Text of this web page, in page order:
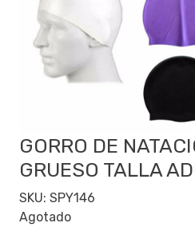
GORRO DE
GRUESO TALLA
SKU: SPY146
Agotado